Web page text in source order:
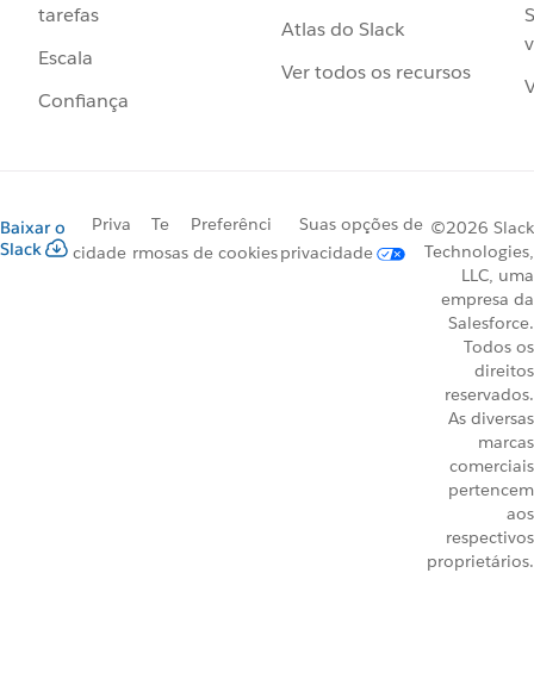
tarefas
Escala
Confiança
Atlas do Slack
Ver todos os recursos
Baixar o
Slack
Priva
cidade
Te
rmos
Preferênci
as de cookies
Suas opções de
privacidade
©2026 Slack
Technologies,
LLC, uma
empresa da
Salesforce.
Todos os
direitos
reservados.
As diversas
marcas
comerciais
pertencem
aos
respectivos
proprietários.